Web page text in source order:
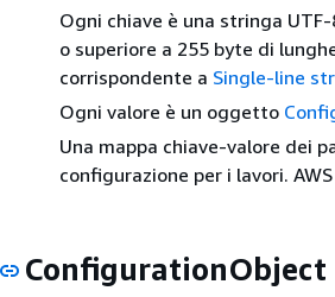
Ogni chiave è una stringa
o superiore a 255 byte di
corrispondente a Single-line
Ogni valore è un oggetto
Una mappa chiave-valore dei
configurazione per i lavori. AWS